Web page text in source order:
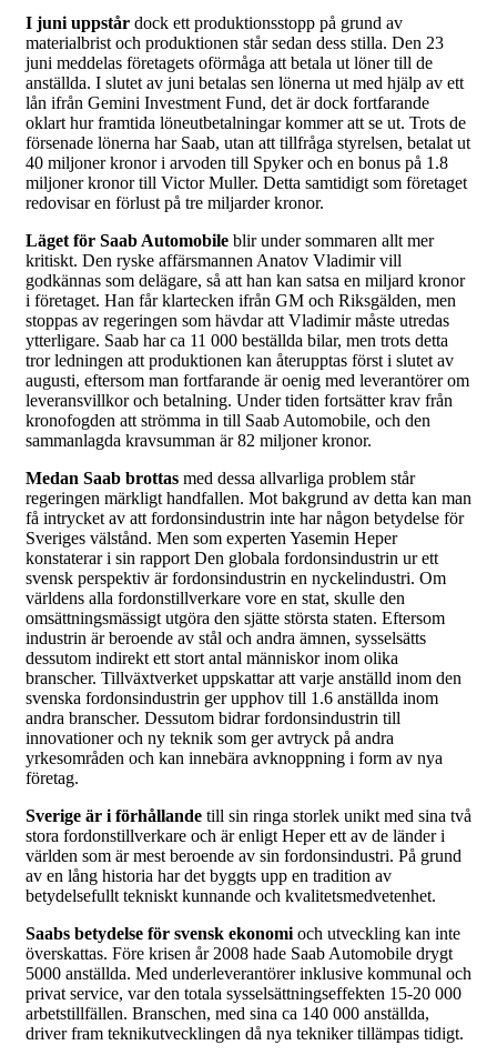
I juni uppstår dock ett produktionsstopp på grund av
materialbrist och produktionen står sedan dess stilla. Den 23
juni meddelas företagets oförmåga att betala ut löner till de
anställda. I slutet av juni betalas sen lönerna ut med hjälp av ett
lån ifrån Gemini Investment Fund, det är dock fortfarande
oklart hur framtida löneutbetalningar kommer att se ut. Trots de
försenade lönerna har Saab, utan att tillfråga styrelsen, betalat ut
40 miljoner kronor i arvoden till Spyker och en bonus på 1.8
miljoner kronor till Victor Muller. Detta samtidigt som företaget
redovisar en förlust på tre miljarder kronor.
Läget för Saab Automobile blir under sommaren allt mer
kritiskt. Den ryske affärsmannen Anatov Vladimir vill
godkännas som delägare, så att han kan satsa en miljard kronor
i företaget. Han får klartecken ifrån GM och Riksgälden, men
stoppas av regeringen som hävdar att Vladimir måste utredas
ytterligare. Saab har ca 11 000 beställda bilar, men trots detta
tror ledningen att produktionen kan återupptas först i slutet av
augusti, eftersom man fortfarande är oenig med leverantörer om
leveransvillkor och betalning. Under tiden fortsätter krav från
kronofogden att strömma in till Saab Automobile, och den
sammanlagda kravsumman är 82 miljoner kronor.
Medan Saab brottas med dessa allvarliga problem står
regeringen märkligt handfallen. Mot bakgrund av detta kan man
få intrycket av att fordonsindustrin inte har någon betydelse för
Sveriges välstånd. Men som experten Yasemin Heper
konstaterar i sin rapport Den globala fordonsindustrin ur ett
svensk perspektiv är fordonsindustrin en nyckelindustri. Om
världens alla fordonstillverkare vore en stat, skulle den
omsättningsmässigt utgöra den sjätte största staten. Eftersom
industrin är beroende av stål och andra ämnen, sysselsätts
dessutom indirekt ett stort antal människor inom olika
branscher. Tillväxtverket uppskattar att varje anställd inom den
svenska fordonsindustrin ger upphov till 1.6 anställda inom
andra branscher. Dessutom bidrar fordonsindustrin till
innovationer och ny teknik som ger avtryck på andra
yrkesområden och kan innebära avknoppning i form av nya
företag.
Sverige är i förhållande till sin ringa storlek unikt med sina två
stora fordonstillverkare och är enligt Heper ett av de länder i
världen som är mest beroende av sin fordonsindustri. På grund
av en lång historia har det byggts upp en tradition av
betydelsefullt tekniskt kunnande och kvalitetsmedvetenhet.
Saabs betydelse för svensk ekonomi och utveckling kan inte
överskattas. Före krisen år 2008 hade Saab Automobile drygt
5000 anställda. Med underleverantörer inklusive kommunal och
privat service, var den totala sysselsättningseffekten 15-20 000
arbetstillfällen. Branschen, med sina ca 140 000 anställda,
driver fram teknikutvecklingen då nya tekniker tillämpas tidigt.